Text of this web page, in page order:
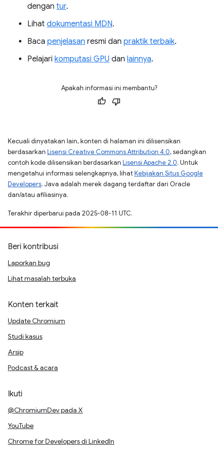
dengan tur.
Lihat dokumentasi MDN.
Baca penjelasan resmi dan praktik terbaik.
Pelajari komputasi GPU dan lainnya.
Apakah informasi ini membantu?
Kecuali dinyatakan lain, konten di halaman ini dilisensikan
berdasarkan Lisensi Creative Commons Attribution 4.0, sedangkan
contoh kode dilisensikan berdasarkan Lisensi Apache 2.0. Untuk
mengetahui informasi selengkapnya, lihatKebijakan Situs Google
Developers. Java adalah merek dagang terdaftar dari Oracle
dan/atau afiliasinya.
Terakhir diperbarui pada 2025-08-11 UTC.
Beri kontribusi
Laporkan bug
Lihat masalah terbuka
Konten terkait
Update Chromium
Studi kasus
Arsip
Podcast & acara
Ikuti
@ChromiumDev pada X
YouTube
Chrome for Developers di LinkedIn